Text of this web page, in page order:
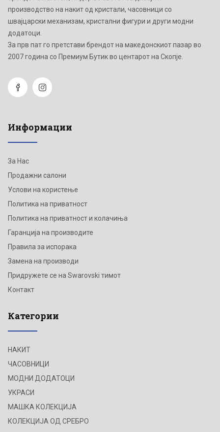
производство на накит од кристали, часовници со
швајцарски механизам, кристални фигури и други модни
додатоци.
Зa прв пат го претстави брендот на македонскиот пазар во
2007 година со Премиум Бутик во центарот на Скопје.
Информации
За Нас
Продажни салони
Услови на користење
Политика на приватност
Политика на приватност и колачиња
Гаранција на производите
Правила за испорака
Замена на производи
Придружете се на Swarovski тимот
Контакт
Категории
НАКИТ
ЧАСОВНИЦИ
МОДНИ ДОДАТОЦИ
УКРАСИ
МАШКА КОЛЕКЦИЈА
КОЛЕКЦИЈА ОД СРЕБРО